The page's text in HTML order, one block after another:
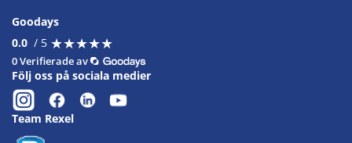
Goodays
0.0 / 5 ★★★★★
★★★★★
0 Verifierade av
Följ oss på sociala medier
Team Rexel